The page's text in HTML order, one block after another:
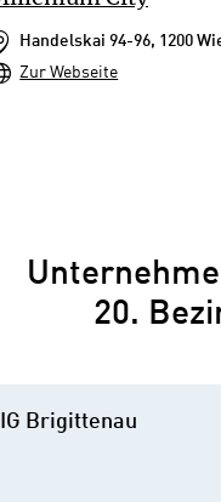
Handelskai 94-96, 1200
Zur Webseite
20.
IG Brigittenau